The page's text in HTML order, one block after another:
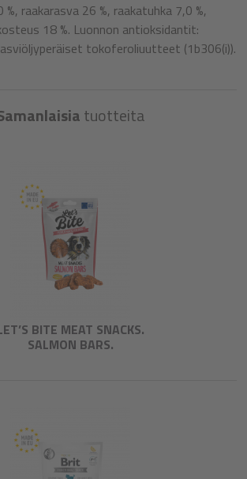
%, raakarasva 26 %, raakatuhka 7,0 %,
18 %. Luonnon antioksidantit:
tokoferoliuutteet (1b306(i)).
tuotteita
BITE MEAT SNACKS.
SALMON BARS.